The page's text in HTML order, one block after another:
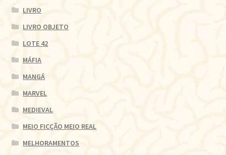
LIVRO
LIVRO OBJETO
LOTE 42
MÁFIA
MANGÁ
MARVEL
MEDIEVAL
MEIO FICÇÃO MEIO REAL
MELHORAMENTOS